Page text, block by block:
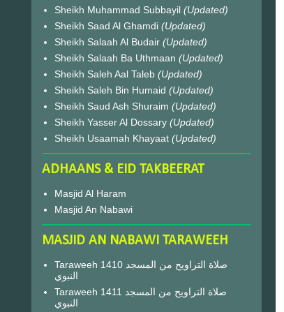
Sheikh Muhammad Subbayil (Updated)
Sheikh Saad Al Ghamdi (Updated)
Sheikh Salaah Al Budair (Updated)
Sheikh Salaah Ba Uthmaan (Updated)
Sheikh Saleh Aal Taleb (Updated)
Sheikh Saleh Bin Humaid (Updated)
Sheikh Saud Ash Shuraim (Updated)
Sheikh Yasser Al Dossary (Updated)
Sheikh Usaamah Khayaat (Updated)
ADHAANS & EID TAKBEERAT
Masjid Al Haram
Masjid An Nabawi
MASJID AN NABAWI TARAWEEH
Taraweeh 1410 صلاة التراويح من المسجد
النبوي
Taraweeh 1411 صلاة التراويح من المسجد
النبوي